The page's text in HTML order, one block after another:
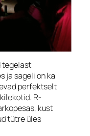
tegelast
ja sageli on ka
perfektselt
R-
kust
tütre üles